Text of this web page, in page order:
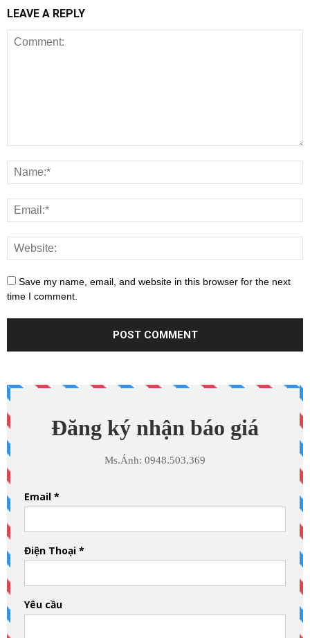
LEAVE A REPLY
Save my name, email, and website in this browser for the next
time I comment.